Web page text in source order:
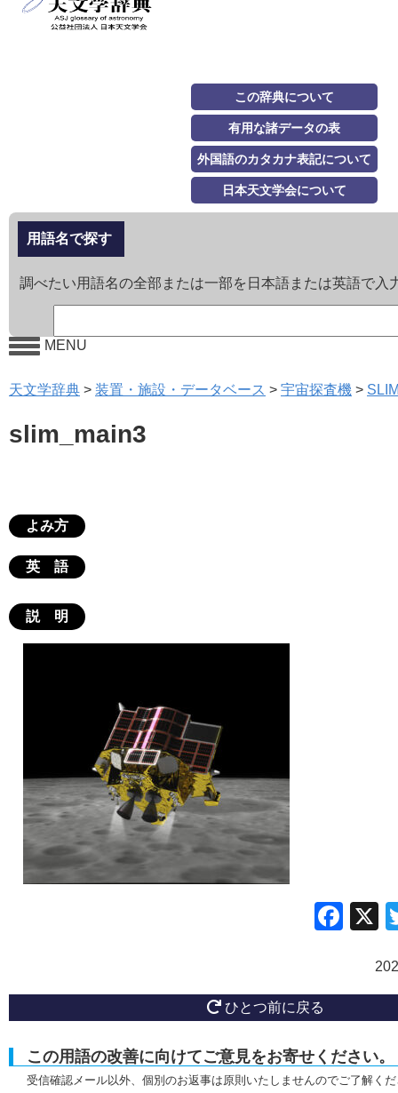
この辞典について
有用な諸データの表
外国語のカタカナ表記について
日本天文学会について
用語名で探す
調べたい用語名の全部または一部を日本語または英語で入
MENU
天文学辞典 > 装置・施設・データベース > 宇宙探査機 >
slim_main3
よみ方
英 語
説 明
ひとつ前に戻る
この用語の改善に向けてご意見をお寄せください。
受信確認メール以外、個別のお返事は原則いたしませんのでご了解く